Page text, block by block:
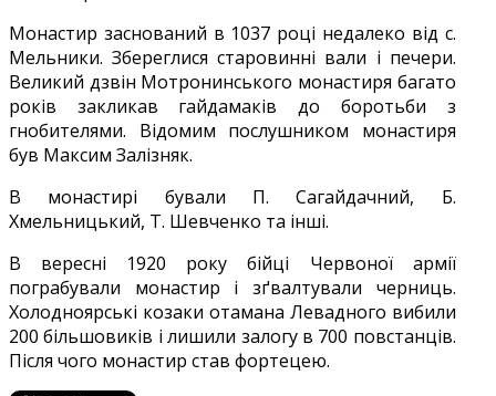
Монастир заснований в 1037 році недалеко від с.
Мельники. Збереглися старовинні вали і печери.
Великий дзвін Мотронинського монастиря багато
років закликав гайдамаків до боротьби з
гнобителями. Відомим послушником монастиря
був Максим Залізняк.
В монастирі бували П. Сагайдачний, Б.
Хмельницький, Т. Шевченко та інші.
В вересні 1920 року бійці Червоної армії
пограбували монастир і зґвалтували черниць.
Холодноярські козаки отамана Левадного вибили
200 більшовиків і лишили залогу в 700 повстанців.
Після чого монастир став фортецею.